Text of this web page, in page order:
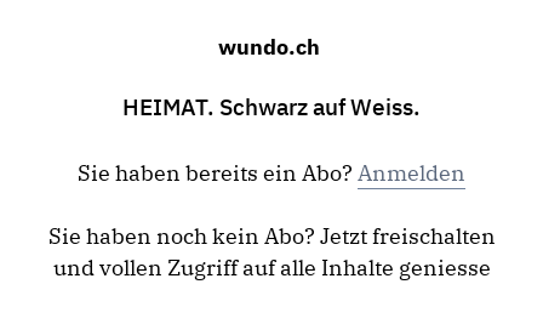
wundo.ch
HEIMAT. Schwarz auf Weiss.
Sie haben bereits ein Abo? Anmelden
Sie haben noch kein Abo? Jetzt freischalten
und vollen Zugriff auf alle Inhalte geniesse